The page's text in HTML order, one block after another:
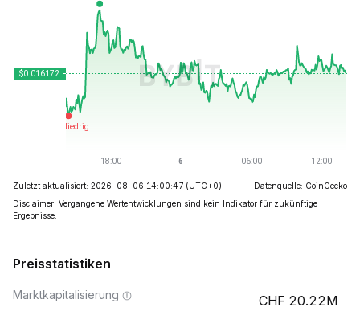
Zuletzt aktualisiert: 2026-08-06 14:00:47 (UTC+0)
Datenquelle: CoinGecko
Disclaimer: Vergangene Wertentwicklungen sind kein Indikator für zukünftige
Ergebnisse.
Preisstatistiken
Marktkapitalisierung 20.22M